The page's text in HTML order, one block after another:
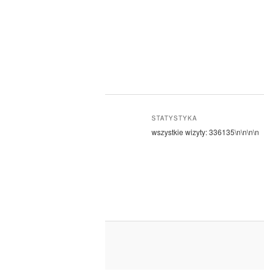
STATYSTYKA
wszystkie wizyty:336135\n\n\n\n